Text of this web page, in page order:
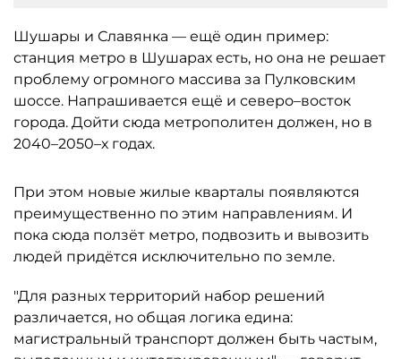
Шушары и Славянка — ещё один пример:
станция метро в Шушарах есть, но она не решает
проблему огромного массива за Пулковским
шоссе. Напрашивается ещё и северо–восток
города. Дойти сюда метрополитен должен, но в
2040–2050–х годах.
При этом новые жилые кварталы появляются
преимущественно по этим направлениям. И
пока сюда ползёт метро, подвозить и вывозить
людей придётся исключительно по земле.
"Для разных территорий набор решений
различается, но общая логика едина:
магистральный транспорт должен быть частым,